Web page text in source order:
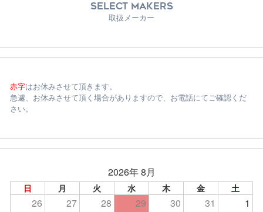
SELECT MAKERS
取扱メーカー
赤字はお休みさせて頂きます。
急遽、お休みさせて頂く場合がありますので、お電話にてご確認くだ
さい。
2026年 8月
日 月 火 水 木 金 土
26 27 28 29 30 31 1